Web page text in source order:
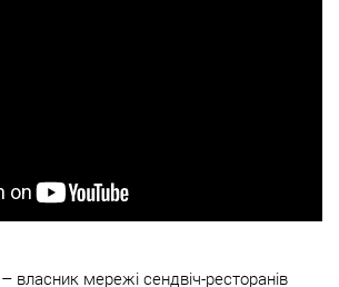
– власник мережі сендвіч-ресторанів